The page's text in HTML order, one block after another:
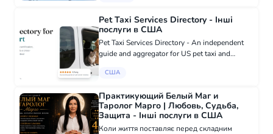
найв...
Pet Taxi Services Directory - Інші
послуги в США
Pet Taxi Services Directory - An independent
guide and aggregator for US pet taxi and
США
Практикующий Белый Маг и
Таролог Марго | Любовь, Судьба,
Защита - Інші послуги в США
Коли життя поставляє перед складним